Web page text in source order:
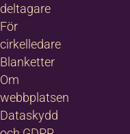
deltagare
För
cirkelledare
Blanketter
Om
webbplatsen
Dataskydd